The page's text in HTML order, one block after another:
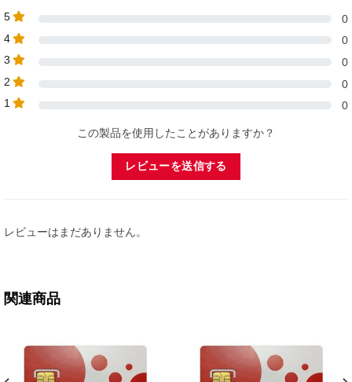
Đặt hàng qua website
inbox qua fanpge cho chúng tôi, nhân viên sẽ đặt hàng cho
bạn
Gọi điện thoại cho chúng tôi để đặt hàng
Thời gian vận chuyển
Ship daibiki ( nhận hàng rồi mới trả tiền) : 1.100 ¥
Phương thức thanh toán
1.Thanh toán qua chuyển khoản
Quý khách hàng vui lòng chuyển khoản vào ngân hàng sau:
5
0
4
0
3
0
2
0
1
0
この製品を使用したことがありますか？
レビューを送信する
レビューはまだありません。
関連商品